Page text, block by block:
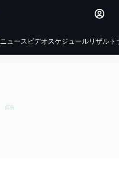
ニュース ビデオスケジュールリザルト